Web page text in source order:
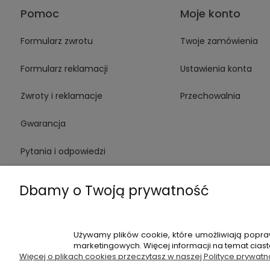
Pomoc
Formularz zwrotu
Formularz reklamacji
Zwroty i reklamacje
Gwarancja
Pytania i odpowiedzi
Moje konto
Twoje zamówienia
Ustawienia konta
Przechowalnia
+48 720
Dbamy o Twoją prywatność
Używamy plików cookie, które umożliwiają
marketingowych. Więcej informacji na temat
Więcej o plikach cookies przeczytasz w naszej Polityce